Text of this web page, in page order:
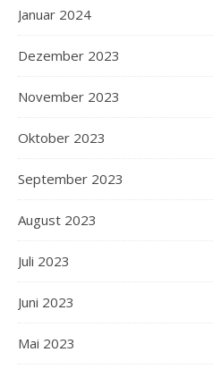
Januar 2024
Dezember 2023
November 2023
Oktober 2023
September 2023
August 2023
Juli 2023
Juni 2023
Mai 2023